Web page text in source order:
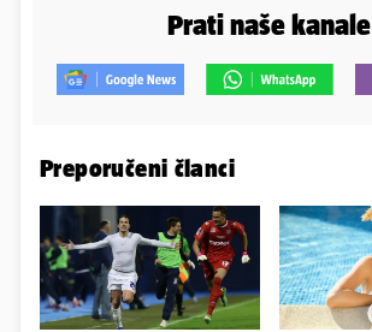
Prati naše kanale
Preporučeni članci